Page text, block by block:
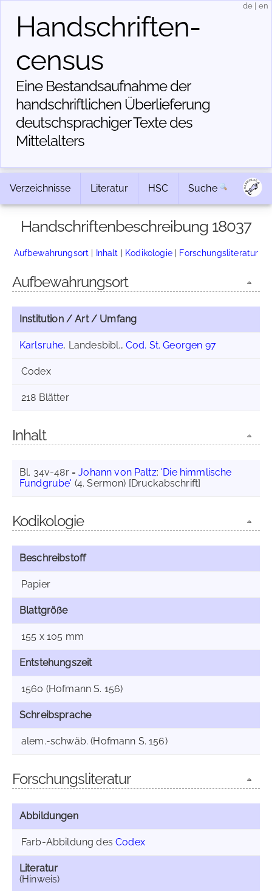
Handschriften­
census
Eine Bestandsaufnahme der
handschriftlichen Über­lieferung
deutschsprachiger Texte des
Mittelalters
de en
Verzeichnisse Literatur HSC Suche
Handschriftenbeschreibung 18037
Aufbewahrungsort | Inhalt | Kodikologie| Forschungsliteratur
Aufbewahrungsort
Institution / Art / Umfang
Karlsruhe, Landesbibl., Cod. St. Georgen 97
Codex
218 Blätter
Inhalt
Bl. 34v-48r =Johann von Paltz: 'Die himmlische
Fundgrube' (4. Sermon) [Druckabschrift]
Kodikologie
Beschreibstoff
Papier
Blattgröße
155 x 105 mm
Entstehungszeit
1560 (Hofmann S. 156)
Schreibsprache
alem.-schwäb. (Hofmann S. 156)
Forschungsliteratur
Abbildungen
Farb-Abbildung desCodex
Literatur
(Hinweis)